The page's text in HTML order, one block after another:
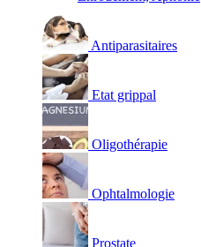
Antiparasitaires
Etat grippal
Oligothérapie
Ophtalmologie
Prostate